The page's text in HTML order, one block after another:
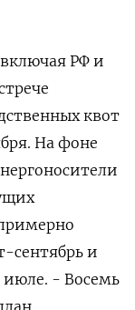
РФ и
квот
На фоне
сентябрь и
июле. - Восемь